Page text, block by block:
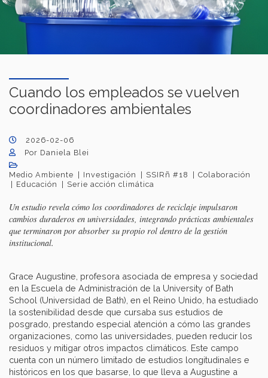
Cuando los empleados se vuelven
coordinadores ambientales
2026-02-06
Por Daniela Blei
Medio Ambiente Investigación SSIRñ #18
Colaboración
Educación
Serie acción climática
Un estudio revela cómo los coordinadores de reciclaje impulsaron
cambios duraderos en universidades, integrando prácticas ambientales
que terminaron por absorber su propio rol dentro de la gestión
institucional.
Grace Augustine, profesora asociada de empresa y sociedad
en la Escuela de Administración de la University of Bath
School (Universidad de Bath), en el Reino Unido, ha estudiado
la sostenibilidad desde que cursaba sus estudios de
posgrado, prestando especial atención a cómo las grandes
organizaciones, como las universidades, pueden reducir los
residuos y mitigar otros impactos climáticos. Este campo
cuenta con un número limitado de estudios longitudinales e
históricos en los que basarse, lo que lleva a Augustine a